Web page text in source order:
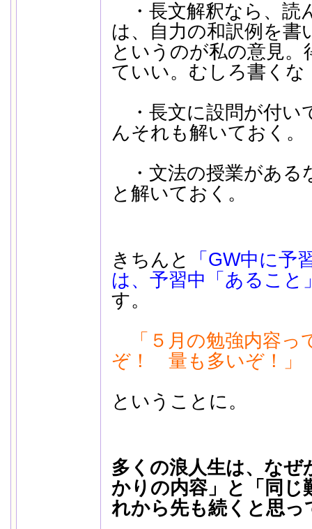
・長文解釈なら、読
は、自力の和訳例を
というのが私の意見
ていい。むしろ書くな
・長文に設問が付い
んそれも解いておく。
・文法の授業がある
と解いておく。
きちんと
「GW中に予
は、予習中「あること
す。
「５月の勉強内容
ぞ！ 量も多いぞ！」
ということに。
多くの浪人生は、なぜ
かりの内容」と「同じ
れから先も続くと思っ